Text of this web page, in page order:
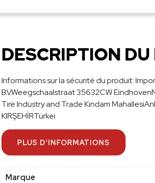
TA110
30
145A8
DESCRIPTION
Informations sur la sécurité du produit:
B.V.Weegschaalstraat 35632CW
Tire Industry and Trade Kındam
KIRŞEHİRTürkei
PLUS D'INFORMATIONS
Marque